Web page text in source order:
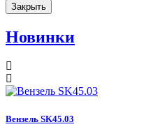
Закрыть
Новинки
Вензель SK45.03